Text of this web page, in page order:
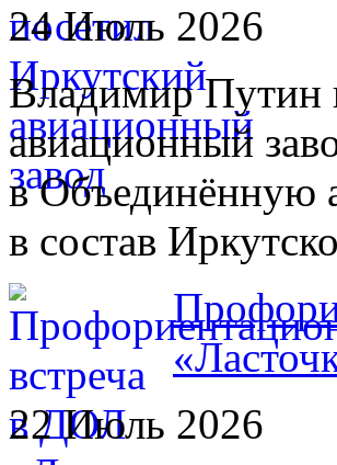
24 Июль 2026
Владимир Путин
авиационный
в Объединённую
в состав
22 Июль 2026